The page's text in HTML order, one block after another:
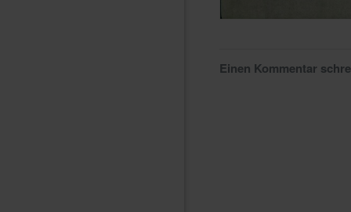
Einen Kommentar